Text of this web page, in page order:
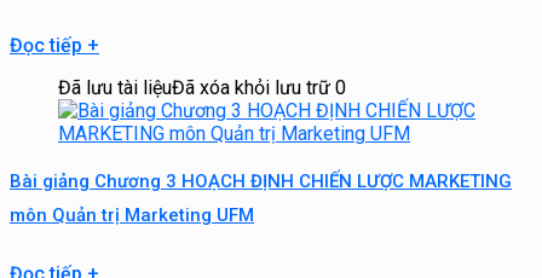
Đọc tiếp +
Đã lưu tài liệuĐã xóa khỏi lưu trữ 0
Bài giảng Chương 3 HOẠCH ĐỊNH CHIẾN LƯỢC MARKETING
môn Quản trị Marketing UFM